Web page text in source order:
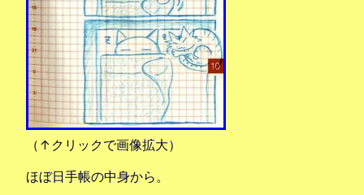
（↑クリックで画像拡大）
ほぼ日手帳の中身から。